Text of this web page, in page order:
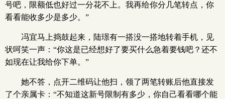
号吧，限额低也好过一分花不上。我再给你分几笔转点，你
看看能收多少是多少。”
冯宜马上捣鼓起来，陆璟有一搭没一搭地转着手机，见
状呵笑一声：“你这是已经想好了要买什么急着要钱吧？还不
如现在让我给你下单。”
她不答，点开二维码让他扫，领了两笔转账后他直接发
了个亲属卡：“不知道这新号限制有多少，你自己看看哪个能